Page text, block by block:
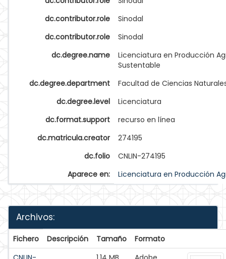
dc.contributor.role
Sinodal
dc.contributor.role
Sinodal
dc.degree.name
Licenciatura en Producción
Sustentable
dc.degree.department
Facultad de Ciencias
dc.degree.level
Licenciatura
dc.format.support
recurso en línea
dc.matricula.creator
274195
dc.folio
CNLIN-274195
Aparece en:
Licenciatura en Producción
Archivos:
Fichero Descripción Tamaño
Formato